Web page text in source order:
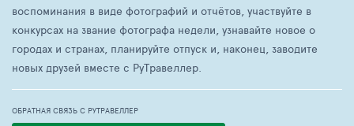
воспоминания в виде фотографий и отчётов, участвуйте в
конкурсах на звание фотографа недели, узнавайте новое о
городах и странах, планируйте отпуск и, наконец, заводите
новых друзей вместе с РуТравеллер.
ОБРАТНАЯ СВЯЗЬ С РУТРАВЕЛЛЕР